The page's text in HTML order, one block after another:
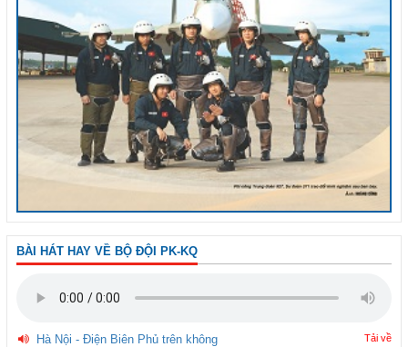
BÀI HÁT HAY VỀ BỘ ĐỘI PK-KQ
Hà Nội - Điện Biên Phủ trên không Tải về